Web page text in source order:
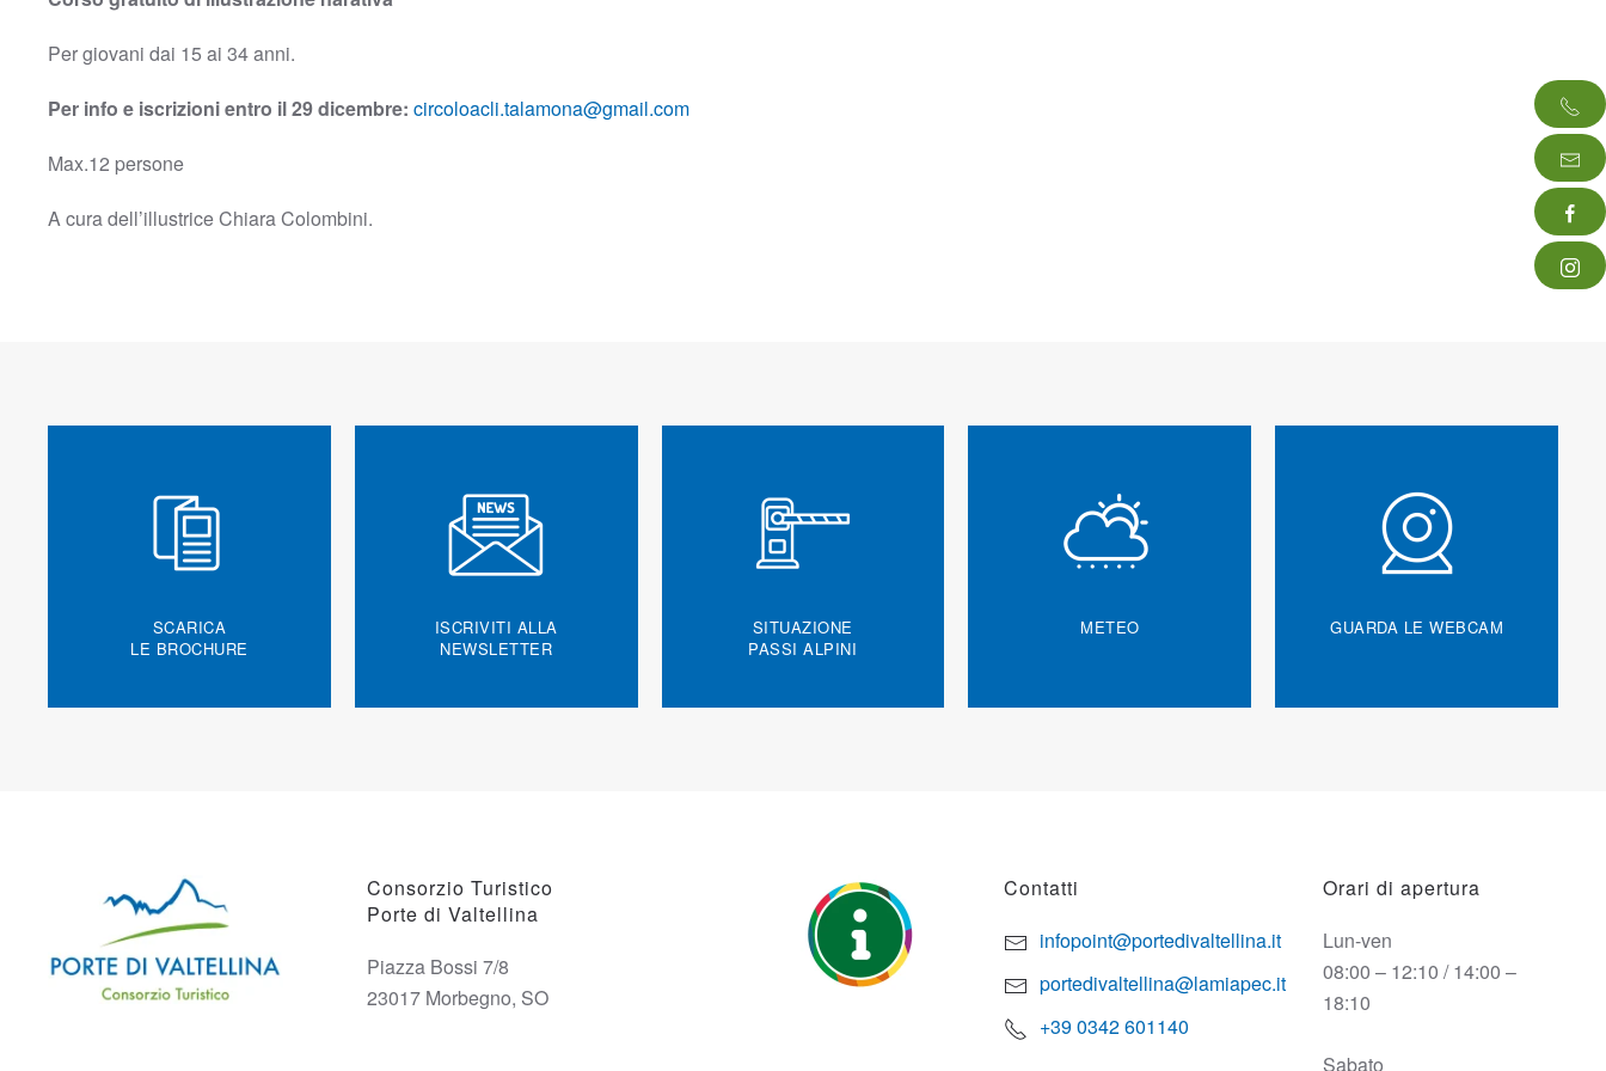
Per giovani dai 15 ai 34 anni.
Per info e iscrizioni entro il 29 dicembre: circoloacli.talamona@gmail.com
Max.12 persone
A cura dell’illustrice Chiara Colombini.
SCARICA
LE BROCHURE
ISCRIVITI ALLA
NEWSLETTER
SITUAZIONE
PASSI ALPINI
METEO GUARDA LE WEBCAM
Consorzio Turistico
Porte di Valtellina
Piazza Bossi 7/8
23017 Morbegno, SO
Contatti
infopoint@portedivaltellina.it
portedivaltellina@lamiapec.it
+39 0342 601140
Orari di apertura
Lun-ven
08:00 – 12:10 / 14:00 –
18:10
Sabato